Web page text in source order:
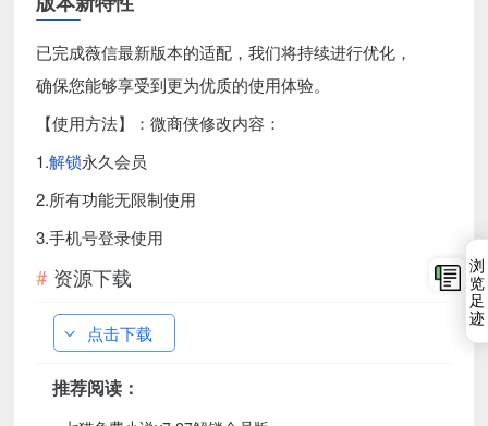
已完成薇信最新版本的适配，我们将持续进行优化，
确保您能够享受到更为优质的使用体验。
【使用方法】：微商侠修改内容：
1.解锁永久会员
2.所有功能无限制使用
3.手机号登录使用
资源下载
点击下载
推荐阅读：
浏
览
足
迹